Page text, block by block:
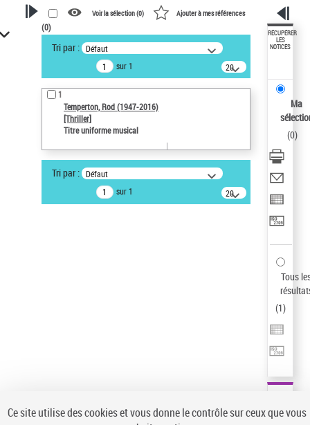
VOTRE RECHERCHE
Recherche avancée dans les
notices d’autorité
Œuvres liées à l'auteur :
Temperton, Rod (1947-2016)
Auteur d’œuvre
Type de notice d'autorité
Titre uniforme musical
Auteur d’œuvre
Voir la sélection (0) Ajouter à mes références
(0)
Tri par : Défaut
sur 1
20
résultats/page
1
Temperton, Rod (1947-2016)
[Thriller]
Titre uniforme musical
Tri par : Défaut
sur 1
20
résultats/page
RÉCUPÉRER
LES
NOTICES
Ma
(0)
Tous
(1)
Ce site utilise des cookies et vous donne le contrôle sur ceux que vous